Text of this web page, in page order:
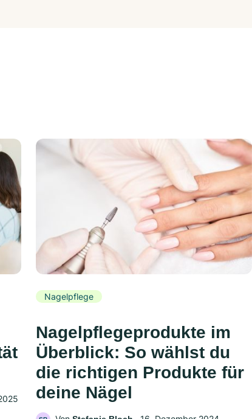
Nagelpflege
Nagelpflegeprodukte im
Überblick: So wählst du
die richtigen Produkte für
deine Nägel